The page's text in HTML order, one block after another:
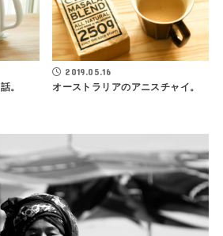
。
2019.05.16
オーストラリアのアニスチャイ。